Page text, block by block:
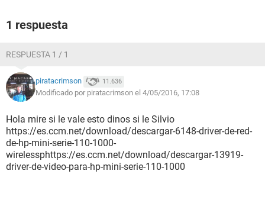
1 respuesta
RESPUESTA 1 / 1
piratacrimson 11.636
Modificado por piratacrimson el 4/05/2016, 17:08
Hola mire si le vale esto dinos si le Silvio
https://es.ccm.net/download/descargar-6148-driver-de-red-
de-hp-mini-serie-110-1000-
wirelessphttps://es.ccm.net/download/descargar-13919-
driver-de-video-para-hp-mini-serie-110-1000